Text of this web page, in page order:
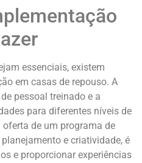
essenciais, existem
em casas de repouso. A
pessoal treinado e a
para diferentes níveis de
de um programa de
e criatividade, é
e proporcionar experiências